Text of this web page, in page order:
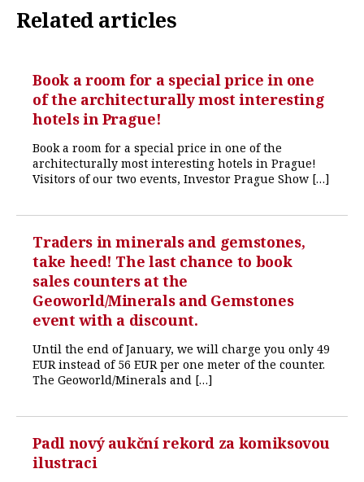
Related articles
Book a room for a special price in one
of the architecturally most interesting
hotels in Prague!
Book a room for a special price in one of the
architecturally most interesting hotels in Prague!
Visitors of our two events, Investor Prague Show […]
Traders in minerals and gemstones,
take heed! The last chance to book
sales counters at the
Geoworld/Minerals and Gemstones
event with a discount.
Until the end of January, we will charge you only 49
EUR instead of 56 EUR per one meter of the counter.
The Geoworld/Minerals and […]
Padl nový aukční rekord za komiksovou
ilustraci